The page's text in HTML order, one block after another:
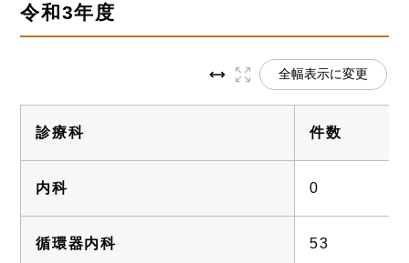
令和3年度
全幅表示に変更
診療科 件数
内科 0
循環器内科 53